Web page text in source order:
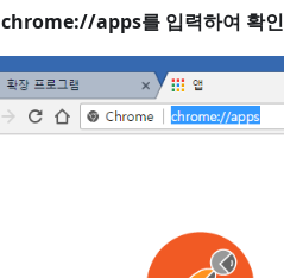
chrome://apps를 입력하여 확인